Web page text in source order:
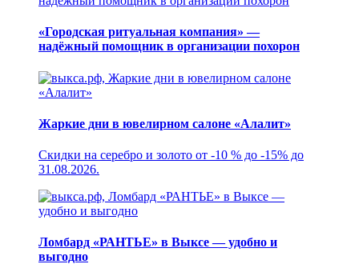
«Городская ритуальная компания» —
надёжный помощник в организации похорон
Жаркие дни в ювелирном салоне «Алалит»
Скидки на серебро и золото от -10 % до -15% до
31.08.2026.
Ломбард «РАНТЬЕ» в Выксе — удобно и
выгодно